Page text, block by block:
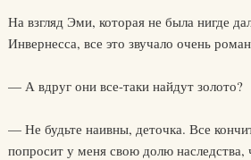
На взгляд Эми, которая не была нигде
Инвернесса, все это звучало очень
— А вдруг они все-таки найдут золото?
— Не будьте наивны, деточка. Все
попросит у меня свою долю наследства,